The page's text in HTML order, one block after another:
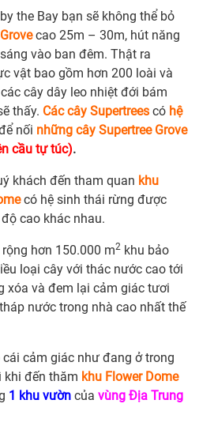
the Bay bạn sẽ không thể bỏ
cao 25m – 30m, hút năng
vào ban đêm. Thật ra
vật bao gồm hơn 200 loài và
cây dây leo nhiệt đới bám
thấy. Các cây Supertrees có hệ
nối những cây Supertree Grove
cầu tự túc).
khách đến tham quan khu
có hệ sinh thái rừng được
cao khác nhau.
rộng hơn 150.000 m2 khu bảo
loại cây với thác nước cao tới
xóa và đem lại cảm giác tươi
nước trong nhà cao nhất thế
cảm giác như đang ở trong
khi đến thăm khu Flower Dome
1 khu vườn của vùng Địa Trung